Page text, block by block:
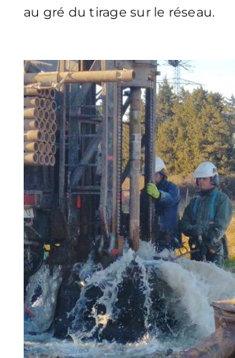
au gré du tirage sur le réseau.